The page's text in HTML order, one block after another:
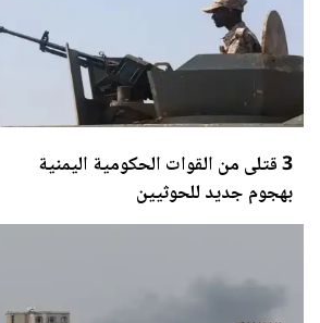
3 قتلى من القوات الحكومية اليمنية
بهجوم جديد للحوثيين